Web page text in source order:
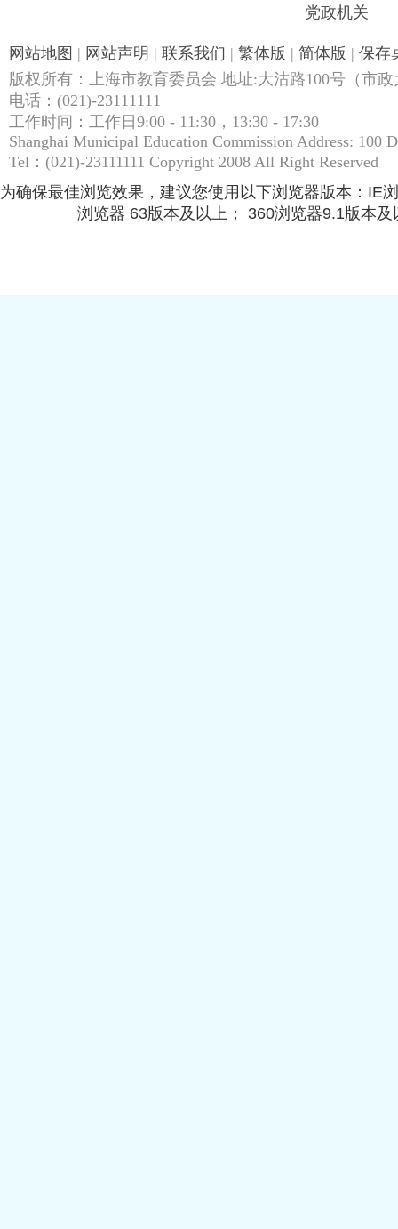
党政机关
网站地图 | 网站声明 | 联系我们 | 繁体版 | 简体版 | 保存
版权所有：上海市教育委员会 地址:大沽路100号（市
电话：(021)-23111111
工作时间：工作日9:00 - 11:30，13:30 - 17:30
Shanghai Municipal Education Commission Address: 100
Tel：(021)-23111111 Copyright 2008 All Right Reserved
为确保最佳浏览效果，建议您使用以下浏览器版本：IE
浏览器 63版本及以上； 360浏览器9.1版本